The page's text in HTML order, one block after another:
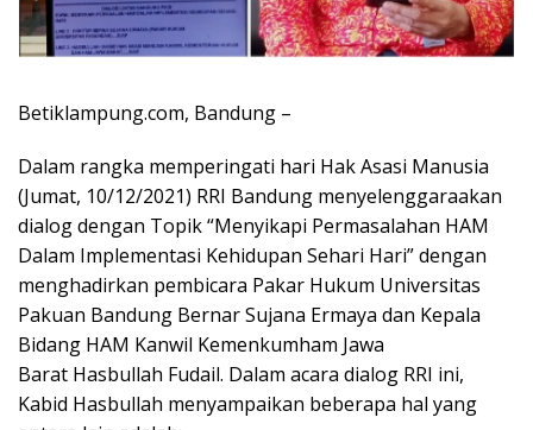
Betiklampung.com, Bandung –
Dalam rangka memperingati hari Hak Asasi Manusia
(Jumat, 10/12/2021) RRI Bandung menyelenggaraakan
dialog dengan Topik “Menyikapi Permasalahan HAM
Dalam Implementasi Kehidupan Sehari Hari” dengan
menghadirkan pembicara Pakar Hukum Universitas
Pakuan Bandung Bernar Sujana Ermaya dan Kepala
Bidang HAM Kanwil Kemenkumham Jawa
Barat Hasbullah Fudail. Dalam acara dialog RRI ini,
Kabid Hasbullah menyampaikan beberapa hal yang